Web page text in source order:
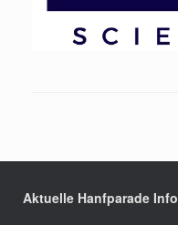
Aktuelle Hanfparade Info